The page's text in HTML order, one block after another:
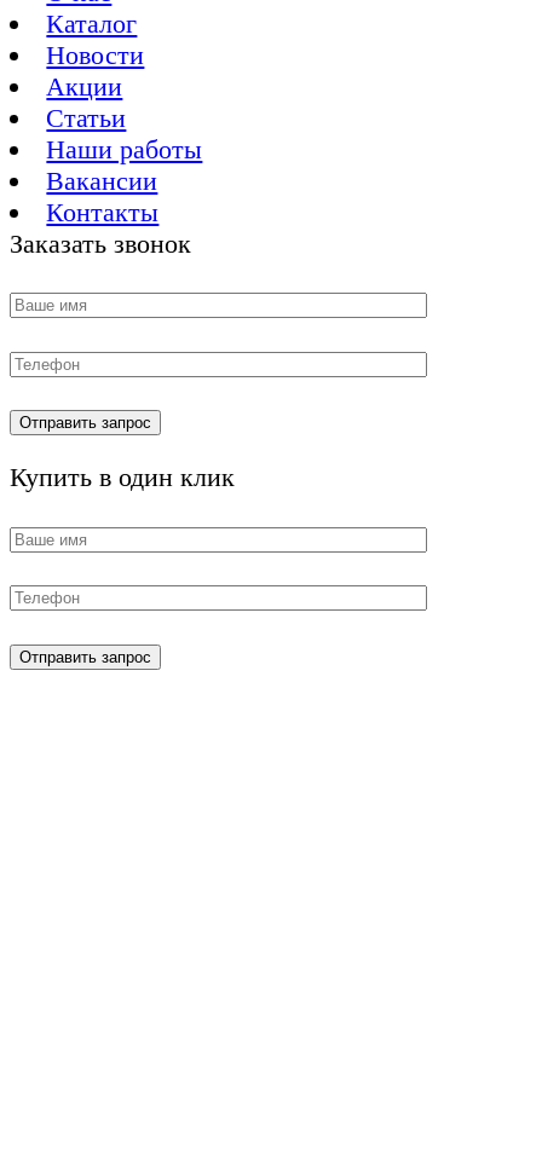
Каталог
Новости
Акции
Статьи
Наши работы
Вакансии
Контакты
Заказать звонок
Купить в один клик